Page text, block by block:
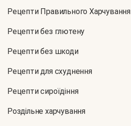
Рецепти Правильного Харчування
Рецепти без глютену
Рецепти без шкоди
Рецепти для схуднення
Рецепти сироїдіння
Роздільне харчування